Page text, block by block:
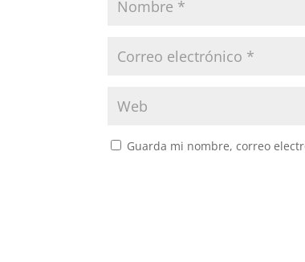
Guarda mi nombre, correo